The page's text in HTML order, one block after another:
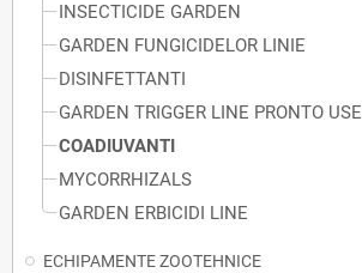
INSECTICIDE GARDEN
GARDEN FUNGICIDELOR LINIE
DISINFETTANTI
GARDEN TRIGGER LINE PRONTO USE
COADIUVANTI
MYCORRHIZALS
GARDEN ERBICIDI LINE
ECHIPAMENTE ZOOTEHNICE